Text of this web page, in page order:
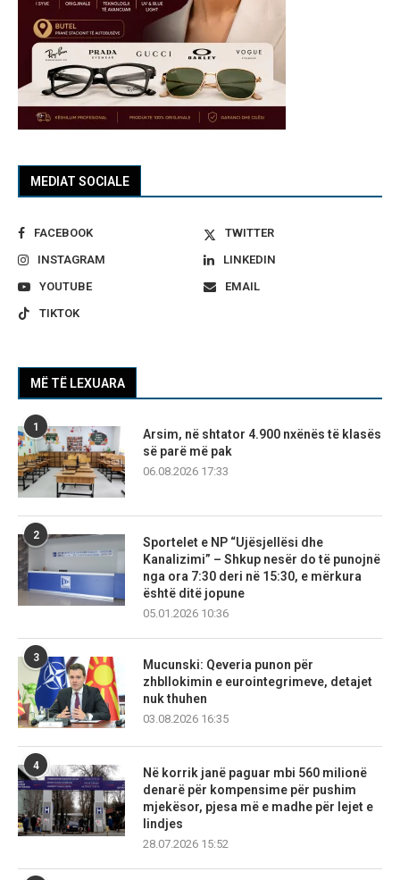
MEDIAT SOCIALE
FACEBOOK
TWITTER
INSTAGRAM
LINKEDIN
YOUTUBE
EMAIL
TIKTOK
MË TË LEXUARA
1
Arsim, në shtator 4.900 nxënës të klasës
së parë më pak
06.08.2026 17:33
2
Sportelet e NP “Ujësjellësi dhe
Kanalizimi” – Shkup nesër do të punojnë
nga ora 7:30 deri në 15:30, e mërkura
është ditë jopune
05.01.2026 10:36
3
Mucunski: Qeveria punon për
zhbllokimin e eurointegrimeve, detajet
nuk thuhen
03.08.2026 16:35
4
Në korrik janë paguar mbi 560 milionë
denarë për kompensime për pushim
mjekësor, pjesa më e madhe për lejet e
lindjes
28.07.2026 15:52